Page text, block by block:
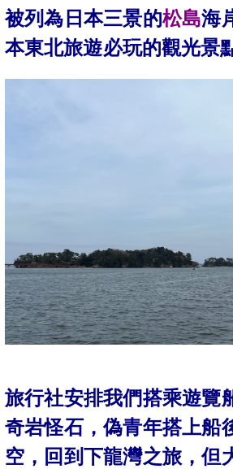
被列為日本三景的松島海
本東北旅遊必玩的觀光景
旅行社安排我們搭乘遊覽
奇岩怪石，偽青年搭上船
空，回到下龍灣之旅，但